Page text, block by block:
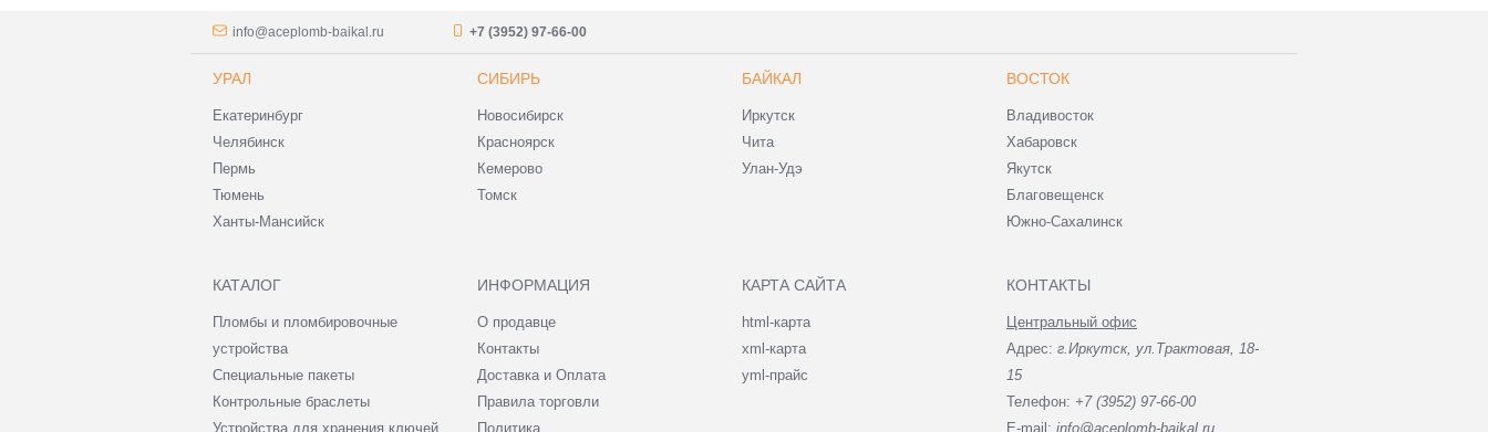
info@aceplomb-baikal.ru +7 (3952) 97-66-00
УРАЛ
Екатеринбург
Челябинск
Пермь
Тюмень
Ханты-Мансийск
СИБИРЬ
Новосибирск
Красноярск
Кемерово
Томск
БАЙКАЛ
Иркутск
Чита
Улан-Удэ
ВОСТОК
Владивосток
Хабаровск
Якутск
Благовещенск
Южно-Сахалинск
КАТАЛОГ
Пломбы и пломбировочные
устройства
Специальные пакеты
Контрольные браслеты
Устройства для хранения ключей
ИНФОРМАЦИЯ
О продавце
Контакты
Доставка и Оплата
Правила торговли
Политика
КАРТА САЙТА
html-карта
xml-карта
yml-прайс
КОНТАКТЫ
Центральный офис
Адрес: г.Иркутск, ул.Трактовая, 18-
15
Телефон: +7 (3952) 97-66-00
E-mail: info@aceplomb-baikal.ru